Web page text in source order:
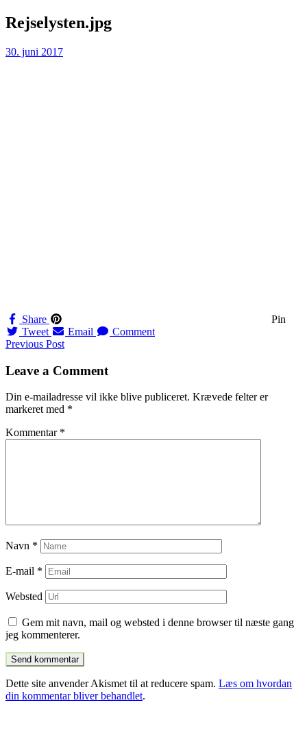
Skip
to
Rejselysten.jpg
30. juni 2017
Share
Pin
Tweet
Email Comment
Navigation
til
Previous Post
Leave a Comment
Din e-mailadresse vil ikke blive publiceret. Krævede felter er
markeret med *
Kommentar *
Navn *
E-mail *
Websted
Gem mit navn, mail og websted i denne browser til næste gang
jeg kommenterer.
Dette site anvender Akismet til at reducere spam. Læs om hvordan
din kommentar bliver behandlet.